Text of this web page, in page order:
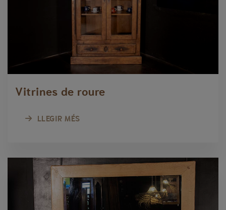
Vitrines de roure
LLEGIR MÉS